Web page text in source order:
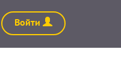
Войти